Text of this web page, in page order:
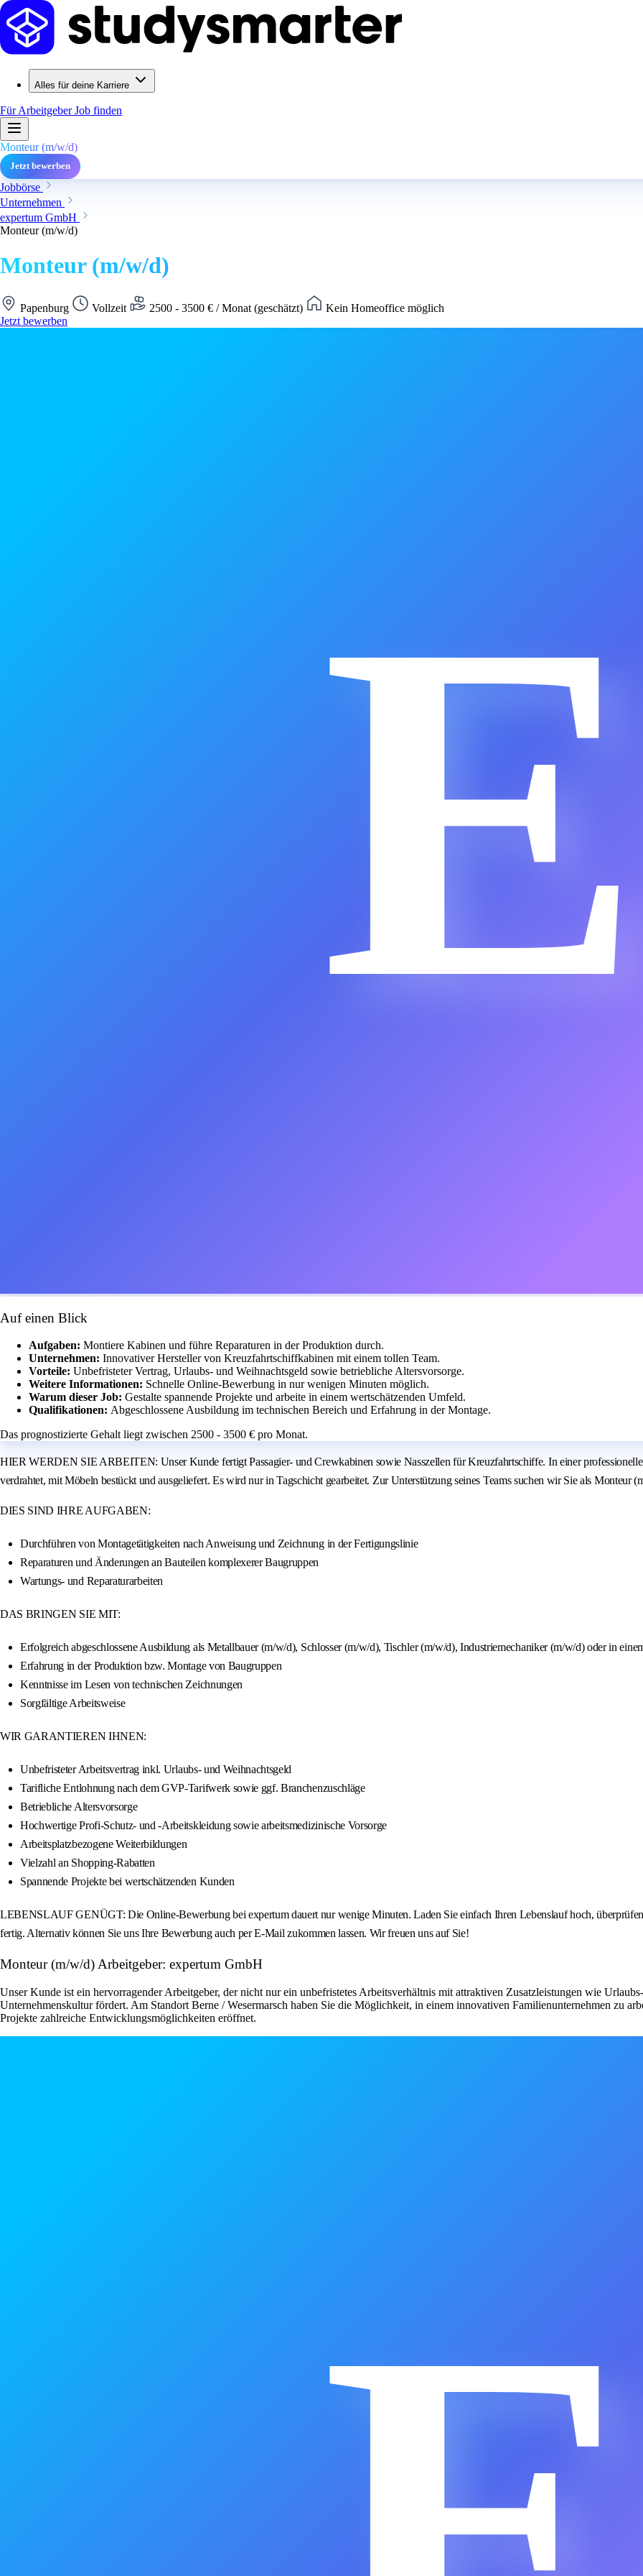
Alles für deine Karriere
Für ArbeitgeberJob finden
Monteur (m/w/d)
Jetzt bewerben
Jobbörse
Unternehmen
expertum GmbH
Monteur (m/w/d)
Monteur (m/w/d)
Papenburg Vollzeit 2500 - 3500 € / Monat (geschätzt)
Kein Homeoffice möglich
Jetzt bewerben
E
Auf einen Blick
Aufgaben: Montiere Kabinen und führe Reparaturen in der Produktion durch.
Unternehmen: Innovativer Hersteller von Kreuzfahrtschiffkabinen mit einem tollen Team.
Vorteile: Unbefristeter Vertrag, Urlaubs- und Weihnachtsgeld sowie betriebliche Altersvorsorge.
Weitere Informationen: Schnelle Online-Bewerbung in nur wenigen Minuten möglich.
Warum dieser Job: Gestalte spannende Projekte und arbeite in einem wertschätzenden Umfeld.
Qualifikationen: Abgeschlossene Ausbildung im technischen Bereich und Erfahrung in der Montage.
Das prognostizierte Gehalt liegt zwischen 2500 - 3500 € pro Monat.
HIER WERDEN SIE ARBEITEN: Unser Kunde fertigt Passagier- und Crewkabinen sowie Nasszellen für Kreuzfahrtschiffe. In einer
verdrahtet, mit Möbeln bestückt und ausgeliefert. Es wird nur in Tagschicht gearbeitet. Zur Unterstützung seines Teams suchen wir Sie als Monteur
DIES SIND IHRE AUFGABEN:
Durchführen von Montagetätigkeiten nach Anweisung und Zeichnung in der Fertigungslinie
Reparaturen und Änderungen an Bauteilen komplexerer Baugruppen
Wartungs- und Reparaturarbeiten
DAS BRINGEN SIE MIT:
Erfolgreich abgeschlossene Ausbildung als Metallbauer (m/w/d), Schlosser (m/w/d), Tischler (m/w/d), Industriemechaniker (m/w/d) oder in
Erfahrung in der Produktion bzw. Montage von Baugruppen
Kenntnisse im Lesen von technischen Zeichnungen
Sorgfältige Arbeitsweise
WIR GARANTIEREN IHNEN:
Unbefristeter Arbeitsvertrag inkl. Urlaubs- und Weihnachtsgeld
Tarifliche Entlohnung nach dem GVP-Tarifwerk sowie ggf. Branchenzuschläge
Betriebliche Altersvorsorge
Hochwertige Profi-Schutz- und -Arbeitskleidung sowie arbeitsmedizinische Vorsorge
Arbeitsplatzbezogene Weiterbildungen
Vielzahl an Shopping-Rabatten
Spannende Projekte bei wertschätzenden Kunden
LEBENSLAUF GENÜGT: Die Online-Bewerbung bei expertum dauert nur wenige Minuten. Laden Sie einfach Ihren Lebenslauf hoch,
fertig. Alternativ können Sie uns Ihre Bewerbung auch per E-Mail zukommen lassen. Wir freuen uns auf Sie!
Monteur (m/w/d) Arbeitgeber: expertum GmbH
Unser Kunde ist ein hervorragender Arbeitgeber, der nicht nur ein unbefristetes Arbeitsverhältnis mit attraktiven Zusatzleistungen wie
Unternehmenskultur fördert. Am Standort Berne / Wesermarsch haben Sie die Möglichkeit, in einem innovativen Familienunternehmen zu
Projekte zahlreiche Entwicklungsmöglichkeiten eröffnet.